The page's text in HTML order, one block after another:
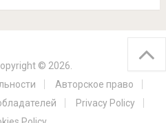
© 2026.
Авторское право
Privacy Policy